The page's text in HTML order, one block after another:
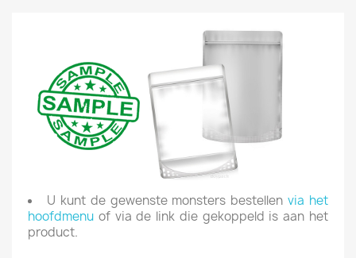
U kunt de gewenste monsters bestellenvia het
hoofdmenu of via de link die gekoppeld is aan het
product.